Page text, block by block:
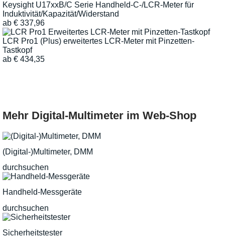
Keysight U17xxB/C Serie Handheld-C-/LCR-Meter für
Induktivität/Kapazität/Widerstand
ab € 337,96
LCR Pro1 (Plus) erweitertes LCR-Meter mit Pinzetten-
Tastkopf
ab € 434,35
Mehr Digital-Multimeter im Web-Shop
(Digital-)Multimeter, DMM
durchsuchen
Handheld-Messgeräte
durchsuchen
Sicherheitstester